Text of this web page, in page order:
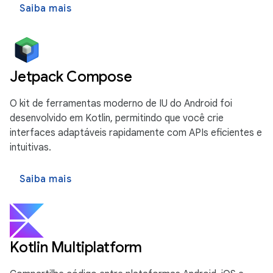
Saiba mais
Jetpack Compose
O kit de ferramentas moderno de IU do Android foi
desenvolvido em Kotlin, permitindo que você crie
interfaces adaptáveis rapidamente com APIs eficientes e
intuitivas.
Saiba mais
Kotlin Multiplatform